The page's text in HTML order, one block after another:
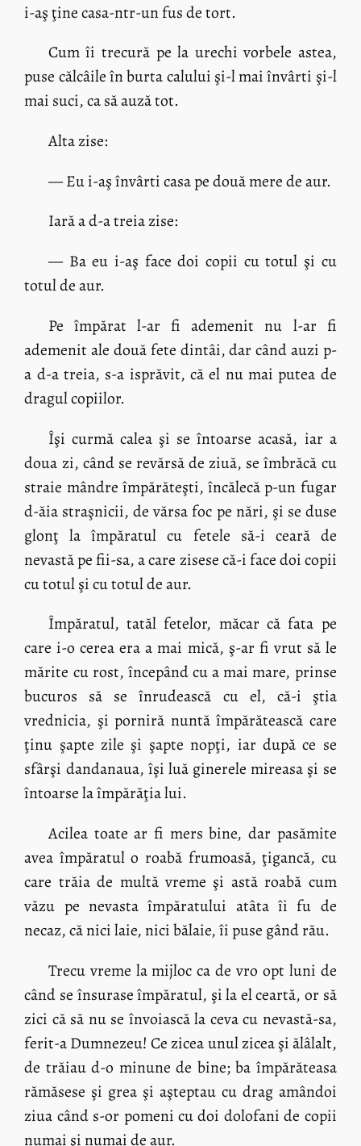
i-aş ţine casa-ntr-un fus de tort.
Cum îi trecură pe la urechi vorbele astea,
puse călcâile în burta calului şi-l mai învârti şi-l
mai suci, ca să auză tot.
Alta zise:
— Eu i-aş învârti casa pe două mere de aur.
Iară a d-a treia zise:
— Ba eu i-aş face doi copii cu totul şi cu
totul de aur.
Pe împărat l-ar fi ademenit nu l-ar fi
ademenit ale două fete dintâi, dar când auzi p-
a d-a treia, s-a isprăvit, că el nu mai putea de
dragul copiilor.
Îşi curmă calea şi se întoarse acasă, iar a
doua zi, când se revărsă de ziuă, se îmbrăcă cu
straie mândre împărăteşti, încălecă p-un fugar
d-ăia straşnicii, de vărsa foc pe nări, şi se duse
glonţ la împăratul cu fetele să-i ceară de
nevastă pe fii-sa, a care zisese că-i face doi copii
cu totul şi cu totul de aur.
Împăratul, tatăl fetelor, măcar că fata pe
care i-o cerea era a mai mică, ş-ar fi vrut să le
mărite cu rost, începând cu a mai mare, prinse
bucuros să se înrudească cu el, că-i ştia
vrednicia, şi porniră nuntă împărătească care
ţinu şapte zile şi şapte nopţi, iar după ce se
sfârşi dandanaua, îşi luă ginerele mireasa şi se
întoarse la împărăţia lui.
Acilea toate ar fi mers bine, dar pasămite
avea împăratul o roabă frumoasă, ţigancă, cu
care trăia de multă vreme şi astă roabă cum
văzu pe nevasta împăratului atâta îi fu de
necaz, că nici laie, nici bălaie, îi puse gând rău.
Trecu vreme la mijloc ca de vro opt luni de
când se însurase împăratul, şi la el ceartă, or să
zici că să nu se învoiască la ceva cu nevastă-sa,
ferit-a Dumnezeu! Ce zicea unul zicea şi ălâlalt,
de trăiau d-o minune de bine; ba împărăteasa
rămăsese şi grea şi aşteptau cu drag amândoi
ziua când s-or pomeni cu doi dolofani de copii
numai şi numai de aur.